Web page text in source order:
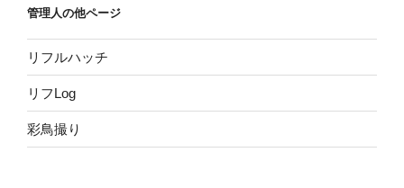
管理人の他ページ
リフルハッチ
リフLog
彩鳥撮り